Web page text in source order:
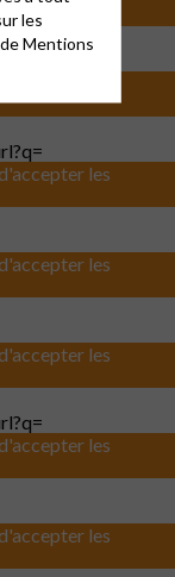
les
les
les
les
les
les
les
Mentions